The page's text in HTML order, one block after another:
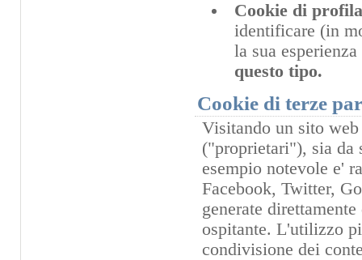
Cookie di
identificare (in
la sua
questo tipo.
Cookie di terze
Visitando un sito
("proprietari"), sia da
esempio notevole e'
Facebook, Twitter,
generate
ospitante. L'utilizzo
condivisione dei